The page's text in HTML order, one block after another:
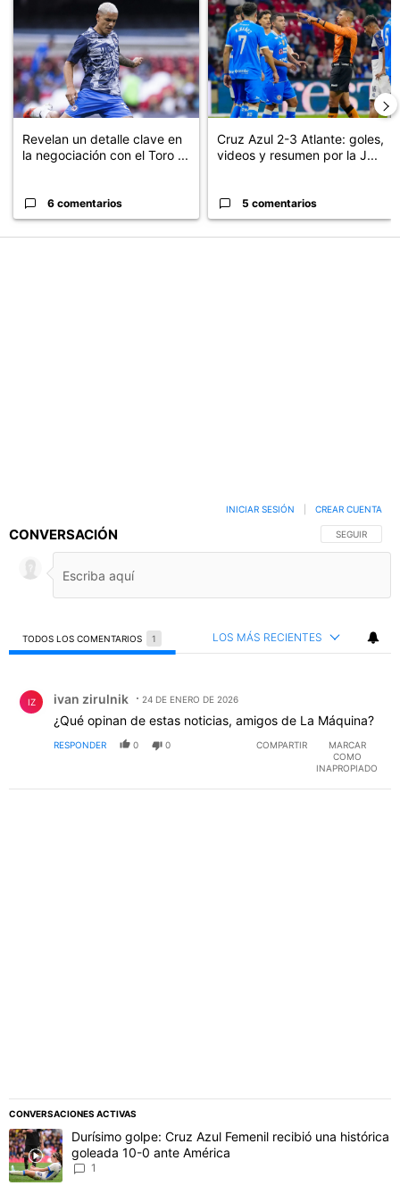
Un artículo de tendencia con el título "Revelan un detalle clave
Revelan un detalle clave en
la negociación con el Toro ...
6 comentarios
Un artículo de tendencia con el
Cruz Azul 2-3 Atlante: goles,
videos y resumen por la J...
5 comentarios
CONVERSACIÓN SIGA ESTA
SEGUIR
INICIAR SESIÓN CREAR CUENTA
TODOS LOS COMENTARIOS 1 LOS MÁS RECIENTES
IZ ivan zirulnik 24 DE ENERO DE 2026
¿Qué opinan de estas noticias, amigos de La Máquina?
RESPONDER 0 0 COMPARTIR
MARCAR
COMO
INAPROPIADO
CONVERSACIONES ACTIVAS
Este listado muestra los artículos con más comentarios en los
Un artículo de tendencia con el título "Durísimo golpe: Cruz Azul
Durísimo golpe: Cruz Azul Femenil recibió una histórica
goleada 10-0 ante América
1